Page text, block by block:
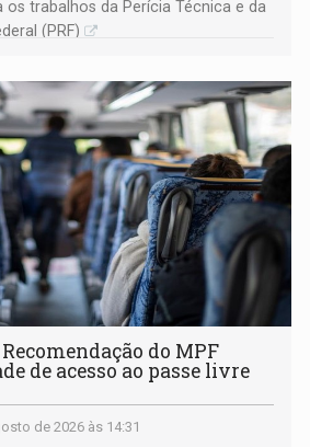
trabalhos da Perícia Técnica e da
(PRF)
do MPF
de acesso ao passe livre
de 2026 às 14:31